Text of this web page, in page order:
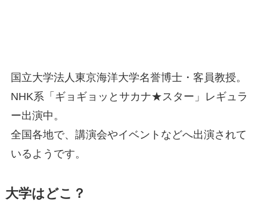
国立大学法人東京海洋大学名誉博士・客員教授。
NHK系「ギョギョッとサカナ★スター」レギュラ
ー出演中。
全国各地で、講演会やイベントなどへ出演されて
いるようです。
大学はどこ？